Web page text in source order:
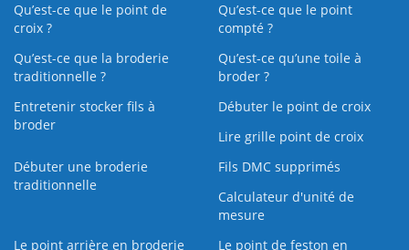
Qu’est-ce que le point de
croix ?
Qu’est-ce que le point
compté ?
Qu’est-ce que la broderie
traditionnelle ?
Qu’est‑ce qu’une toile à
broder ?
Entretenir stocker fils à
broder
Débuter le point de croix
Lire grille point de croix
Débuter une broderie
traditionnelle
Fils DMC supprimés
Calculateur d'unité de
mesure
Le point arrière en broderie
Le point de feston en